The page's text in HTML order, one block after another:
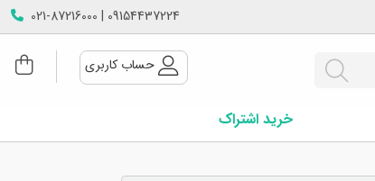
09154437224 | 021-87216000
حساب کاربری
خرید اشتراک